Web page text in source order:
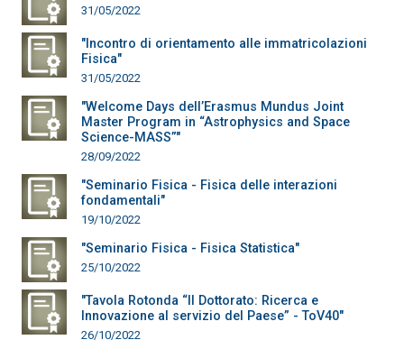
31/05/2022
"Incontro di orientamento alle immatricolazioni
Fisica"
31/05/2022
"Welcome Days dell’Erasmus Mundus Joint
Master Program in “Astrophysics and Space
Science-MASS”"
28/09/2022
"Seminario Fisica - Fisica delle interazioni
fondamentali"
19/10/2022
"Seminario Fisica - Fisica Statistica"
25/10/2022
"Tavola Rotonda “Il Dottorato: Ricerca e
Innovazione al servizio del Paese” - ToV40"
26/10/2022